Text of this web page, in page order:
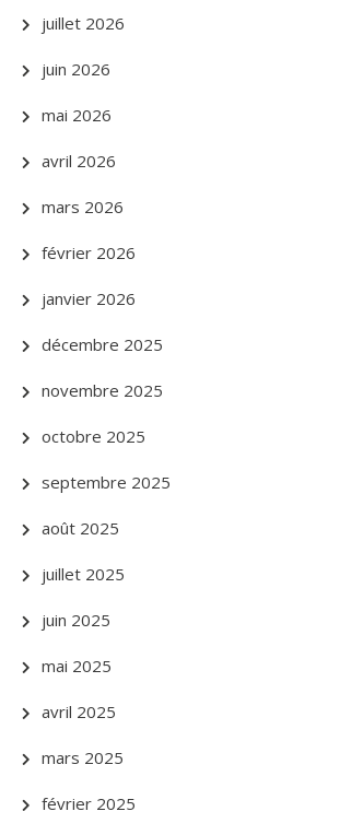
juillet 2026
juin 2026
mai 2026
avril 2026
mars 2026
février 2026
janvier 2026
décembre 2025
novembre 2025
octobre 2025
septembre 2025
août 2025
juillet 2025
juin 2025
mai 2025
avril 2025
mars 2025
février 2025